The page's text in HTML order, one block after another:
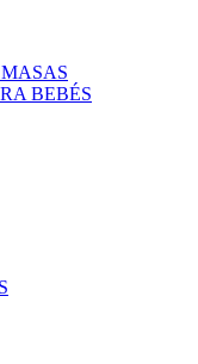
BEBÉS